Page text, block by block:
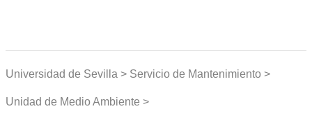
Universidad de Sevilla > Servicio de Mantenimiento >
Unidad de Medio Ambiente >